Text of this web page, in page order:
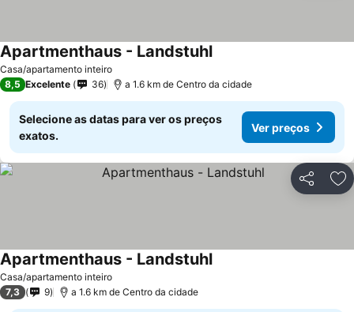
Casa/apartamento inteiro
Apartmenthaus - Landstuhl
8,5 Excelente 36 a 1.6 km de Centro da cidade
Selecione as datas para ver os preços
exatos.
Ver preços
Partilhar
Casa/apartamento inteiro
Apartmenthaus - Landstuhl
7,3 9 a 1.6 km de Centro da cidade